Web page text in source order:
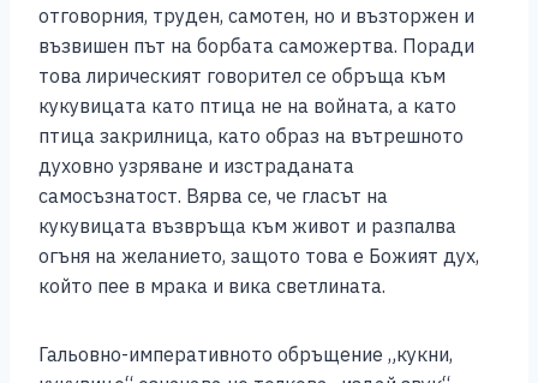
отговорния, труден, самотен, но и възторжен и
възвишен път на борбата саможертва. Поради
това лирическият говорител се обръща към
кукувицата като птица не на войната, а като
птица закрилница, като образ на вътрешното
духовно узряване и изстраданата
самосъзнатост. Вярва се, че гласът на
кукувицата възвръща към живот и разпалва
огъня на желанието, защото това е Божият дух,
който пее в мрака и вика светлината.
Гальовно-императивното обръщение „кукни,